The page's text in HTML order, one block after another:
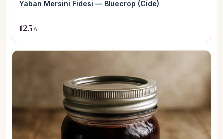
Yaban Mersini Fidesi — Bluecrop (Cide)
125 ₺